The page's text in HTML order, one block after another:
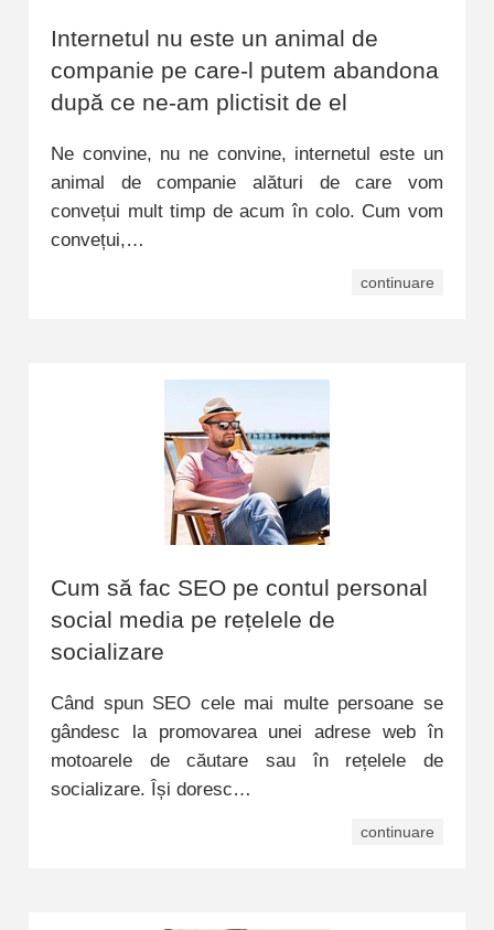
Internetul nu este un animal de
companie pe care-l putem abandona
după ce ne-am plictisit de el
Ne convine, nu ne convine, internetul este un
animal de companie alături de care vom
convețui mult timp de acum în colo. Cum vom
convețui,…
continuare
Cum să fac SEO pe contul personal
social media pe rețelele de
socializare
Când spun SEO cele mai multe persoane se
gândesc la promovarea unei adrese web în
motoarele de căutare sau în rețelele de
socializare. Își doresc…
continuare